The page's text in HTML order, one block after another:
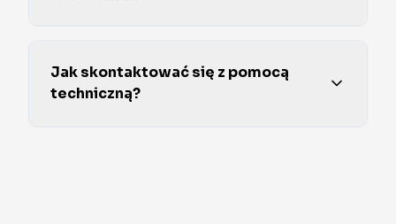
Jak skontaktować się z pomocą
techniczną?